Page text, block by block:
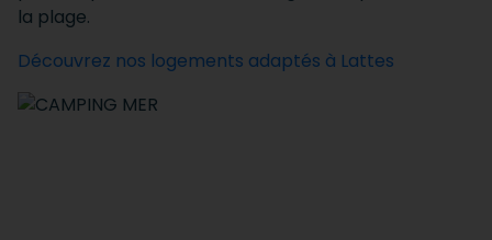
la plage.
Découvrez nos logements adaptés à Lattes